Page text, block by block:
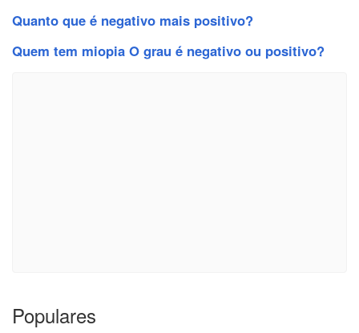
Quanto que é negativo mais positivo?
Quem tem miopia O grau é negativo ou positivo?
Populares